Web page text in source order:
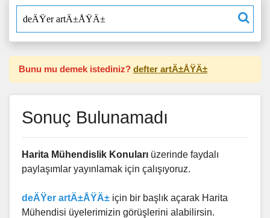
Bunu mu demek istediniz? defter artÄ±ÅŸÄ±
Sonuç Bulunamadı
Harita Mühendislik Konuları üzerinde faydalı
paylaşımlar yayınlamak için çalışıyoruz.
deÄŸer artÄ±ÅŸÄ± için bir başlık açarak Harita
Mühendisi üyelerimizin görüşlerini alabilirsin.